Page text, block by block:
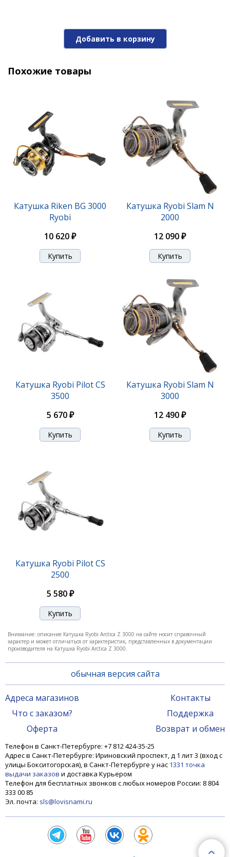
Катушка Ryobi Arctica Z 4000
Добавить в корзину
Похожие товары
Катушка Riken BG 3000
Ryobi
10 620 ₽
Катушка Ryobi Slam N
2000
12 090 ₽
Катушка Ryobi Pilot CS
3500
5 670 ₽
Катушка Ryobi Slam N
3000
12 490 ₽
Катушка Ryobi Pilot CS
2500
5 580 ₽
Внимание: описание Катушка Ryobi Arctica Z 3000 на сайте носит справочный
характер и может отличаться от характеристик, представленных в документации
производителя на Катушка Ryobi Arctica Z 3000.
обычная версия сайта
Адреса магазинов
Что с заказом?
Оферта
Контакты
Поддержка
Возврат и обмен
Телефон в Санкт-Петербурге: +7 812 424-35-25
Адрес в Санкт-Петербурге: Ириновский проспект, д 1 лит 3 (вход с
улицы Бокситогорская), в Санкт-Петербурге у нас 1331 точка
выдачи заказов и доставка Курьером
Телефон для бесплатных звонков с любых номеров России: 8 804
333 00 85
Эл. почта: sls@lovisnami.ru